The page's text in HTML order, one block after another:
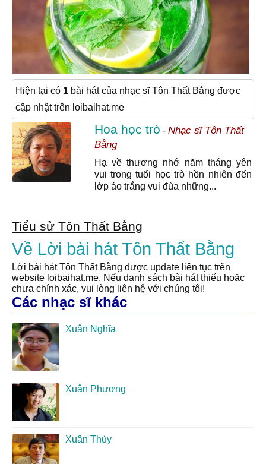
Hiện tại có 1 bài hát của nhạc sĩ Tôn Thất Bằng được
cập nhật trên loibaihat.me
Hoa học trò - Nhạc sĩ Tôn Thất
Bằng
Hạ về thương nhớ năm tháng yên
vui trong tuổi học trò hồn nhiên đến
lớp áo trắng vui đùa những...
Tiểu sử Tôn Thất Bằng
Về Lời bài hát Tôn Thất Bằng
Lời bài hát Tôn Thất Bằng được update liên tục trên
website loibaihat.me. Nếu danh sách bài hát thiếu hoặc
chưa chính xác, vui lòng liên hệ với chúng tôi!
Các nhạc sĩ khác
Xuân Nghĩa
Xuân Phương
Xuân Thủy